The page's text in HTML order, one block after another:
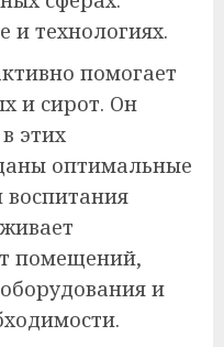
и технологиях.
помогает
и сирот. Он
этих
оптимальные
воспитания
помещений,
и